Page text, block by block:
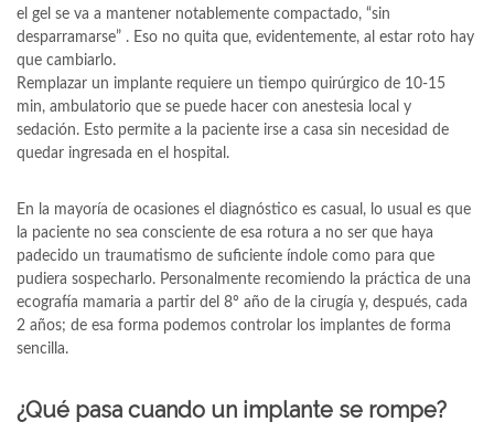
el gel se va a mantener notablemente compactado, “sin
desparramarse” . Eso no quita que, evidentemente, al estar roto hay
que cambiarlo.
Remplazar un implante requiere un tiempo quirúrgico de 10-15
min, ambulatorio que se puede hacer con anestesia local y
sedación. Esto permite a la paciente irse a casa sin necesidad de
quedar ingresada en el hospital.
En la mayoría de ocasiones el diagnóstico es casual, lo usual es que
la paciente no sea consciente de esa rotura a no ser que haya
padecido un traumatismo de suficiente índole como para que
pudiera sospecharlo. Personalmente recomiendo la práctica de una
ecografía mamaria a partir del 8º año de la cirugía y, después, cada
2 años; de esa forma podemos controlar los implantes de forma
sencilla.
¿Qué pasa cuando un implante se rompe?